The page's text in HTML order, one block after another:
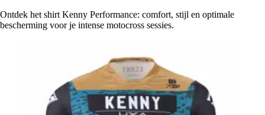
Ontdek het shirt Kenny Performance: comfort, stijl en optimale
bescherming voor je intense motocross sessies.